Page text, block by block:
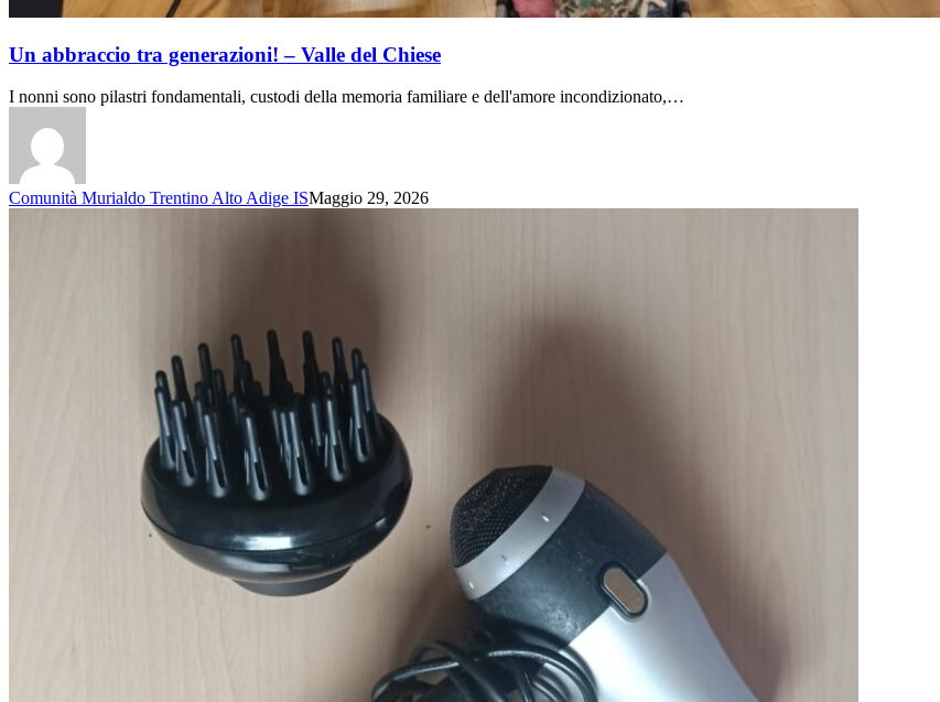
Un abbraccio tra generazioni! – Valle del Chiese
I nonni sono pilastri fondamentali, custodi della memoria familiare e dell'amore incondizionato,…
Comunità Murialdo Trentino Alto Adige ISMaggio 29, 2026